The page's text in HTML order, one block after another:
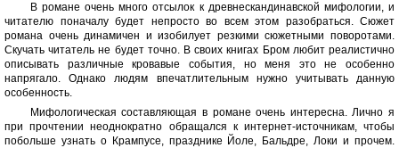
В романе очень много отсылок к древнескандинавской мифологии, и
читателю поначалу будет непросто во всем этом разобраться. Сюжет
романа очень динамичен и изобилует резкими сюжетными поворотами.
Скучать читатель не будет точно. В своих книгах Бром любит реалистично
описывать различные кровавые события, но меня это не особенно
напрягало. Однако людям впечатлительным нужно учитывать данную
особенность.
Мифологическая составляющая в романе очень интересна. Лично я
при прочтении неоднократно обращался к интернет-источникам, чтобы
побольше узнать о Крампусе, празднике Йоле, Бальдре, Локи и прочем.